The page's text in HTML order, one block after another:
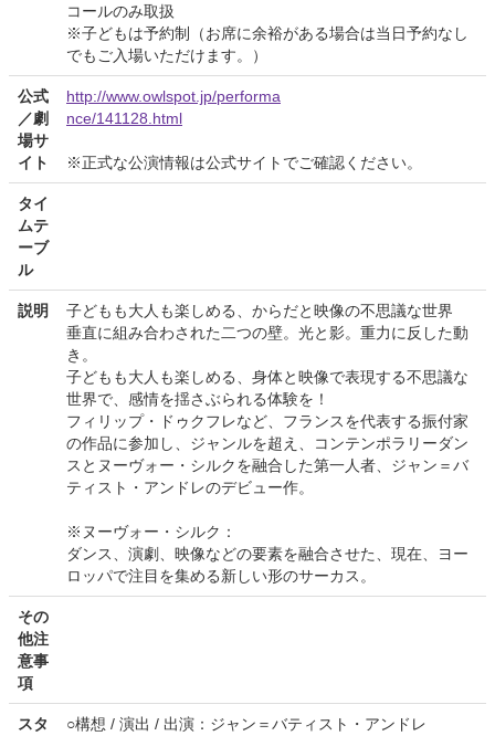
コールのみ取扱
※子どもは予約制（お席に余裕がある場合は当日予約なし
でもご入場いただけます。）
公式
／劇
場サ
イト
http://www.owlspot.jp/performa
nce/141128.html
※正式な公演情報は公式サイトでご確認ください。
タイ
ムテ
ーブ
ル
説明
子どもも大人も楽しめる、からだと映像の不思議な世界
垂直に組み合わされた二つの壁。光と影。重力に反した動
き。
子どもも大人も楽しめる、身体と映像で表現する不思議な
世界で、感情を揺さぶられる体験を！
フィリップ・ドゥクフレなど、フランスを代表する振付家
の作品に参加し、ジャンルを超え、コンテンポラリーダン
スとヌーヴォー・シルクを融合した第一人者、ジャン＝バ
ティスト・アンドレのデビュー作。
※ヌーヴォー・シルク：
ダンス、演劇、映像などの要素を融合させた、現在、ヨー
ロッパで注目を集める新しい形のサーカス。
その
他注
意事
項
スタ
○構想 / 演出 / 出演：ジャン＝バティスト・アンドレ